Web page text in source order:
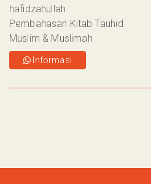
hafidzahullah
Pembahasan Kitab Tauhid
Muslim & Muslimah
Informasi